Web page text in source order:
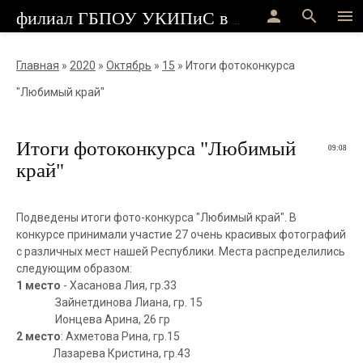
menu
search
person
Главная » 2020 » Октябрь » 15 » Итоги фотоконкурса
"Любимый край"
09:08
Итоги фотоконкурса "Любимый
край"
Подведены итоги фото-конкурса "Любимый край". В
конкурсе принимали участие 27 очень красивых фотографий
с различных мест нашей Республики. Места распределились
следующим образом:
1 место - Хасанова Лия, гр.33
Зайнетдинова Лиана, гр. 15
Ионцева Арина, 26 гр
2 место: Ахметова Рина, гр.15
Лазарева Кристина, гр.43